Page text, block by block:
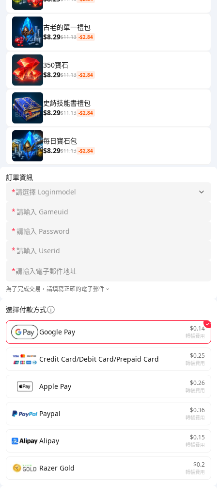
訂單資訊
*請選擇 Loginmodel
*
*
*
*
為了完成交易，請填寫正確的電子郵件。
選擇付款方式
Google Pay $0.14
轉帳費用
Credit Card/Debit Card/Prepaid Card $0.25
轉帳費用
Apple Pay $0.26
轉帳費用
Paypal $0.36
轉帳費用
Alipay $0.15
轉帳費用
Razer Gold $0.2
轉帳費用
古老的單一禮包
$8.29$11.13 -$2.84
350寶石
$8.29$11.13 -$2.84
史詩技能書禮包
$8.29$11.13 -$2.84
每日寶石包
$8.29$11.13 -$2.84